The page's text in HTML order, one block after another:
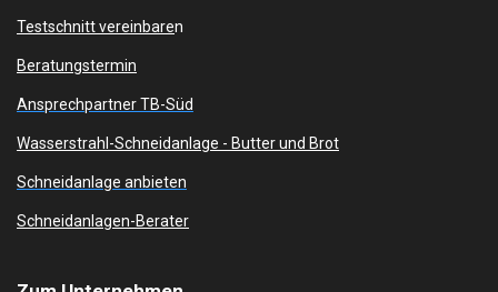
Testschnitt vereinbaren
Beratungstermin
Ansprechpartner TB-Süd
Wasserstrahl-Schneidanlage - Butter und Brot
Schneidanlage anbieten
Schneidanlagen-Berater